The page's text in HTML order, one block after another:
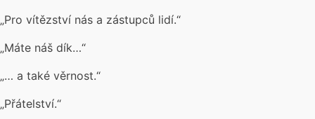
„Pro vítězství nás a zástupců lidí.“
„Máte náš dík…“
„… a také věrnost.“
„Přátelství.“